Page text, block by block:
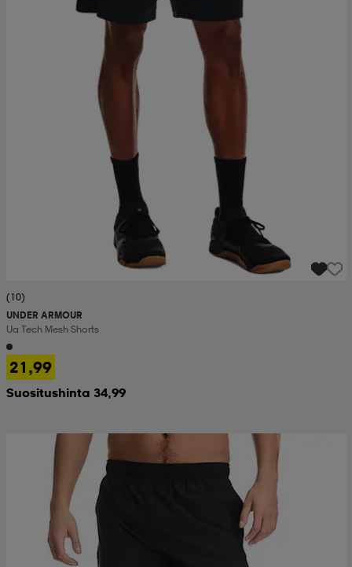
(10)
UNDER ARMOUR
Ua Tech Mesh Shorts
21,99
Suositushinta 34,99